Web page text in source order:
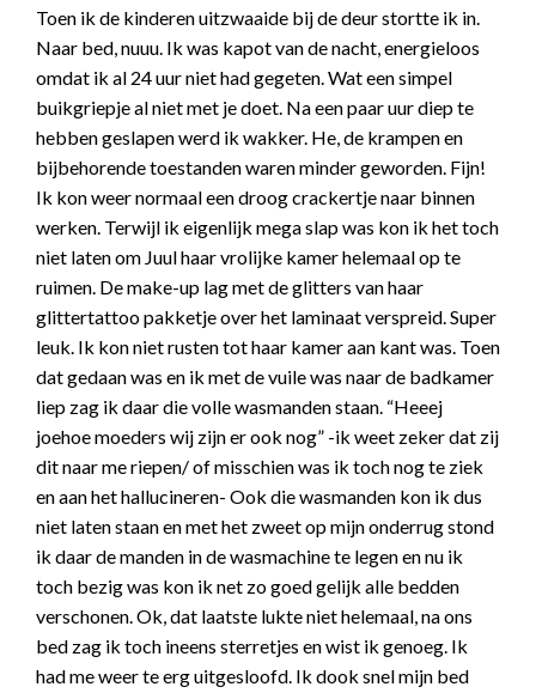
Toen ik de kinderen uitzwaaide bij de deur stortte ik in.
Naar bed, nuuu. Ik was kapot van de nacht, energieloos
omdat ik al 24 uur niet had gegeten. Wat een simpel
buikgriepje al niet met je doet. Na een paar uur diep te
hebben geslapen werd ik wakker. He, de krampen en
bijbehorende toestanden waren minder geworden. Fijn!
Ik kon weer normaal een droog crackertje naar binnen
werken. Terwijl ik eigenlijk mega slap was kon ik het toch
niet laten om Juul haar vrolijke kamer helemaal op te
ruimen. De make-up lag met de glitters van haar
glittertattoo pakketje over het laminaat verspreid. Super
leuk. Ik kon niet rusten tot haar kamer aan kant was. Toen
dat gedaan was en ik met de vuile was naar de badkamer
liep zag ik daar die volle wasmanden staan. “Heeej
joehoe moeders wij zijn er ook nog” -ik weet zeker dat zij
dit naar me riepen/ of misschien was ik toch nog te ziek
en aan het hallucineren- Ook die wasmanden kon ik dus
niet laten staan en met het zweet op mijn onderrug stond
ik daar de manden in de wasmachine te legen en nu ik
toch bezig was kon ik net zo goed gelijk alle bedden
verschonen. Ok, dat laatste lukte niet helemaal, na ons
bed zag ik toch ineens sterretjes en wist ik genoeg. Ik
had me weer te erg uitgesloofd. Ik dook snel mijn bed